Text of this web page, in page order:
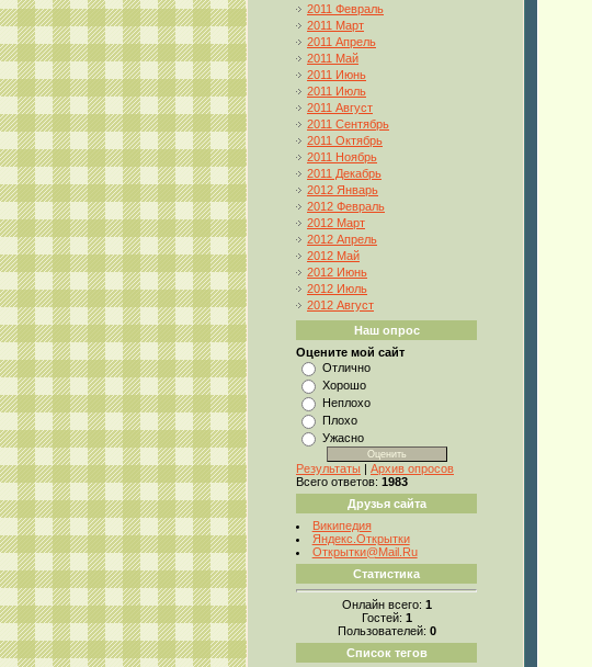
2011 Февраль
2011 Март
2011 Апрель
2011 Май
2011 Июнь
2011 Июль
2011 Август
2011 Сентябрь
2011 Октябрь
2011 Ноябрь
2011 Декабрь
2012 Январь
2012 Февраль
2012 Март
2012 Апрель
2012 Май
2012 Июнь
2012 Июль
2012 Август
Наш опрос
Оцените мой сайт
Отлично
Хорошо
Неплохо
Плохо
Ужасно
Результаты | Архив опросов
Всего ответов: 1983
Друзья сайта
Википедия
Яндекс.Открытки
Открытки@Mail.Ru
Статистика
Онлайн всего: 1
Гостей: 1
Пользователей: 0
Список тегов